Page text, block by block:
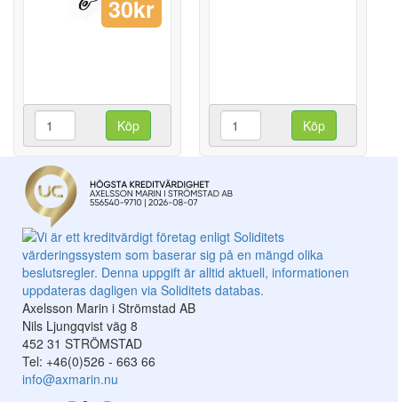
30kr
Köp Köp
Axelsson Marin i Strömstad AB
Nils Ljungqvist väg 8
452 31 STRÖMSTAD
Tel: +46(0)526 - 663 66
info@axmarin.nu